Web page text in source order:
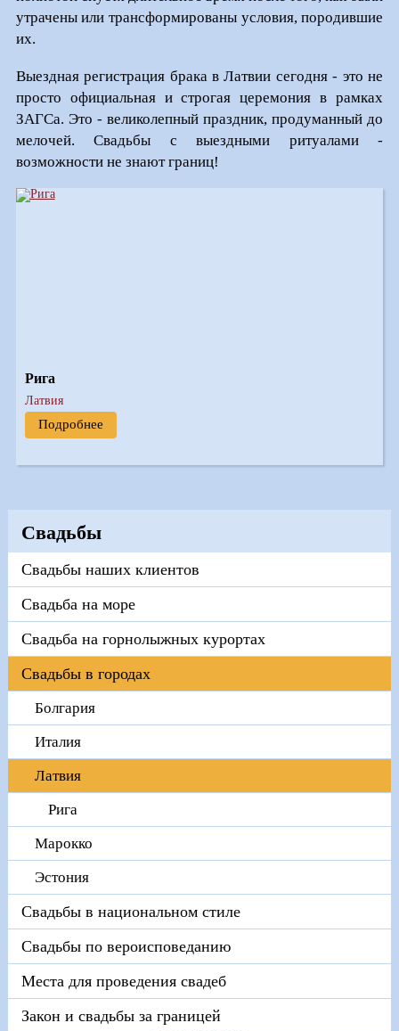
утрачены или трансформированы условия, породившие
их.
Выездная регистрация брака в Латвии сегодня - это не
просто официальная и строгая церемония в рамках
ЗАГСа. Это - великолепный праздник, продуманный до
мелочей. Свадьбы с выездными ритуалами -
возможности не знают границ!
Рига
Латвия
Подробнее
Свадьбы
Свадьбы наших клиентов
Свадьба на море
Свадьба на горнолыжных курортах
Свадьбы в городах
Болгария
Италия
Латвия
Рига
Марокко
Эстония
Свадьбы в национальном стиле
Свадьбы по вероисповеданию
Места для проведения свадеб
Закон и свадьбы за границей